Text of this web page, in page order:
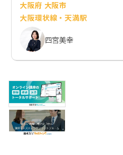
大阪府 大阪市
大阪環状線・天満駅
四宮美幸